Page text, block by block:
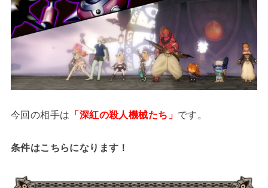
今回の相手は 「深紅の殺人機械たち」 です。
条件はこちらになります！